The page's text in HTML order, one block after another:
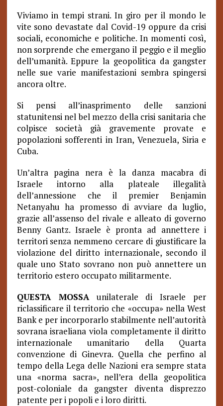
Viviamo in tempi strani. In giro per il mondo le
vite sono devastate dal Covid-19 oppure da crisi
sociali, economiche e politiche. In momenti così,
non sorprende che emergano il peggio e il meglio
dell’umanità. Eppure la geopolitica da gangster
nelle sue varie manifestazioni sembra spingersi
ancora oltre.
Si pensi all’inasprimento delle sanzioni
statunitensi nel bel mezzo della crisi sanitaria che
colpisce società già gravemente provate e
popolazioni sofferenti in Iran, Venezuela, Siria e
Cuba.
Un’altra pagina nera è la danza macabra di
Israele intorno alla plateale illegalità
dell’annessione che il premier Benjamin
Netanyahu ha promesso di avviare da luglio,
grazie all’assenso del rivale e alleato di governo
Benny Gantz. Israele è pronta ad annettere i
territori senza nemmeno cercare di giustificare la
violazione del diritto internazionale, secondo il
quale uno Stato sovrano non può annettere un
territorio estero occupato militarmente.
QUESTA MOSSAunilaterale di Israele per
riclassificare il territorio che «occupa» nella West
Bank e per incorporarlo stabilmente nell’autorità
sovrana israeliana viola completamente il diritto
internazionale umanitario della Quarta
convenzione di Ginevra. Quella che perfino al
tempo della Lega delle Nazioni era sempre stata
una «norma sacra», nell’era della geopolitica
post-coloniale da gangster diventa disprezzo
patente per i popoli e i loro diritti.